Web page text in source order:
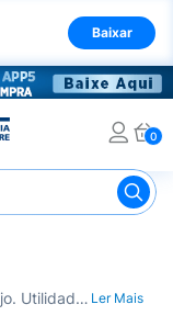
Baixar
0
Hastes Flexíveis
Compre Hastes Flexíveis na Drogaria Araujo. Utilidade e praticidade no seu dia a dia. Entrega para todo o Brasil. Ler Mais